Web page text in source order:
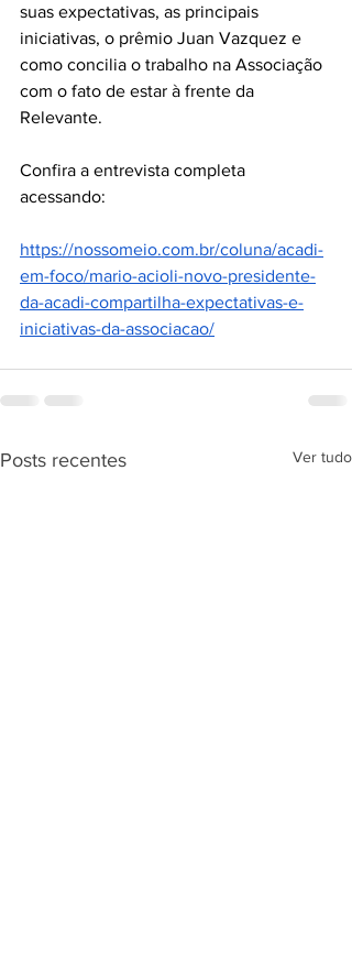
suas expectativas, as principais
iniciativas, o prêmio Juan Vazquez e
como concilia o trabalho na Associação
com o fato de estar à frente da
Relevante.
Confira a entrevista completa
acessando:
https://nossomeio.com.br/coluna/acadi-
em-foco/mario-acioli-novo-presidente-
da-acadi-compartilha-expectativas-e-
iniciativas-da-associacao/
Posts recentes Ver tudo